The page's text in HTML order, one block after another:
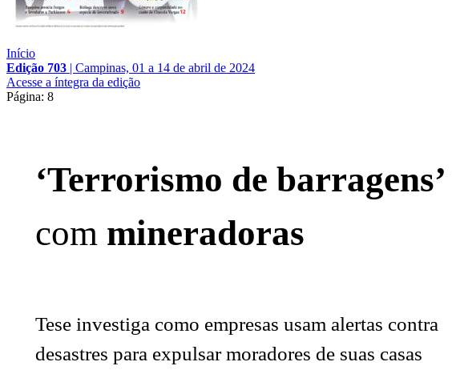
Início
Edição 703 | Campinas, 01 a 14 de abril de 2024
Acesse a íntegra da edição
Página: 8
‘Terrorismo de barragens’
com mineradoras
Tese investiga como empresas usam alertas contra
desastres para expulsar moradores de suas casas